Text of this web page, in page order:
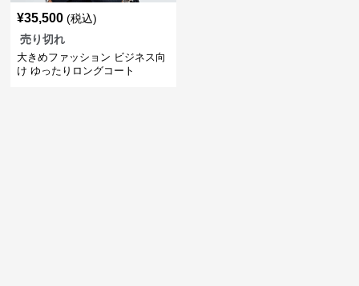
¥35,500 (税込)
売り切れ
大きめファッション ビジネス向
け ゆったりロングコート